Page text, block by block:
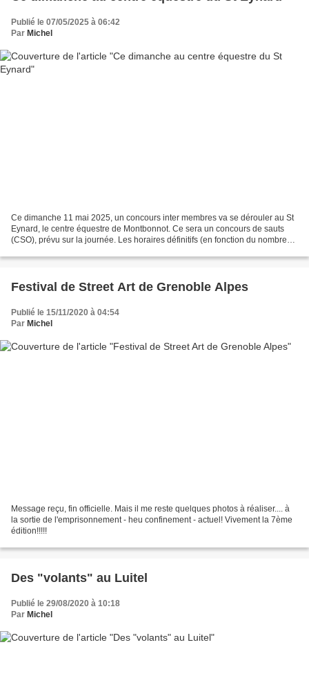
Publié le 07/05/2025 à 06:42
Par Michel
Ce dimanche 11 mai 2025, un concours inter membres va se dérouler au St
Eynard, le centre équestre de Montbonnot. Ce sera un concours de sauts
(CSO), prévu sur la journée. Les horaires définitifs (en fonction du nombre
Festival de Street Art de Grenoble Alpes
Publié le 15/11/2020 à 04:54
Par Michel
Message reçu, fin officielle. Mais il me reste quelques photos à réaliser.... à
la sortie de l'emprisonnement - heu confinement - actuel! Vivement la 7ème
édition!!!!!
Des "volants" au Luitel
Publié le 29/08/2020 à 10:18
Par Michel